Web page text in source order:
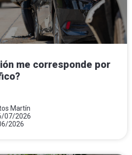
me corresponde por
Martín
07/2026
2026